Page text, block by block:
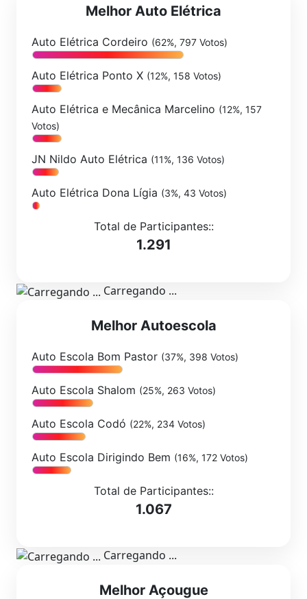
Melhor Auto Elétrica
Auto Elétrica Cordeiro (62%, 797 Votos)
Auto Elétrica Ponto X (12%, 158 Votos)
Auto Elétrica e Mecânica Marcelino (12%, 157
Votos)
JN Nildo Auto Elétrica (11%, 136 Votos)
Auto Elétrica Dona Lígia (3%, 43 Votos)
Total de Participantes::
1.291
Carregando ...
Melhor Autoescola
Auto Escola Bom Pastor (37%, 398 Votos)
Auto Escola Shalom (25%, 263 Votos)
Auto Escola Codó (22%, 234 Votos)
Auto Escola Dirigindo Bem (16%, 172 Votos)
Total de Participantes::
1.067
Carregando ...
Melhor Açougue